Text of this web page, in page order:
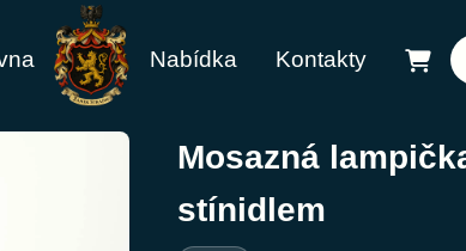
Nabídka Kontakty
Mosazná
stínidlem